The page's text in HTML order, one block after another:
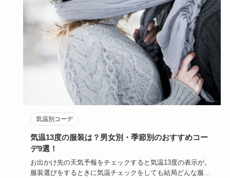
気温別コーデ
気温13度の服装は？男女別・季節別のおすすめコー
デ9選！
お出かけ先の天気予報をチェックすると気温13度の表示が。
服装選びをするときに気温チェックをしても結局どんな服装